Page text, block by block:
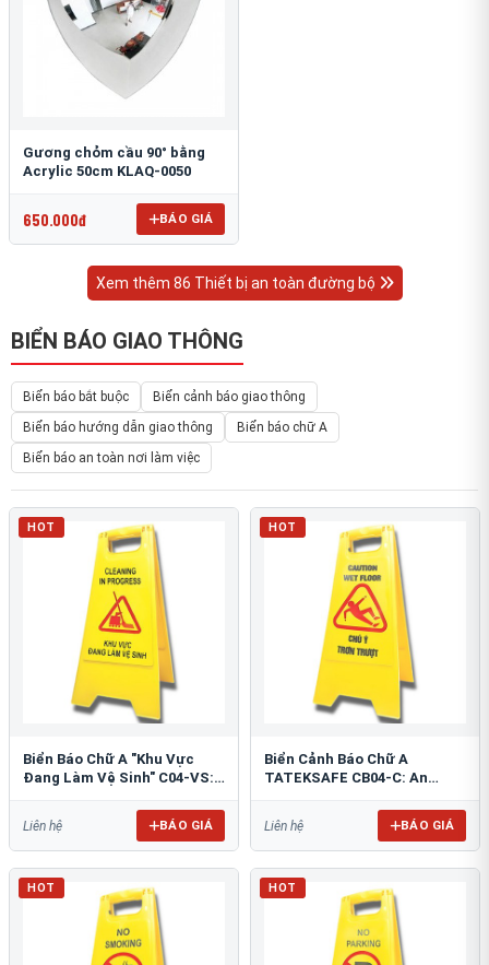
Gương chỏm cầu 90° bằng
Acrylic 50cm KLAQ-0050
650.000đ BÁO GIÁ
Xem thêm 86 Thiết bị an toàn đường bộ
BIỂN BÁO GIAO THÔNG
Biển báo bắt buộc
Biển cảnh báo giao thông
Biển báo hướng dẫn giao thông
Biển báo chữ A
Biển báo an toàn nơi làm việc
HOT
Biển Báo Chữ A "Khu Vực
Đang Làm Vệ Sinh" C04-VS:
Liên hệ BÁO GIÁ
HOT
Biển Cảnh Báo Chữ A
TATEKSAFE CB04-C: An
Liên hệ BÁO GIÁ
HOT HOT